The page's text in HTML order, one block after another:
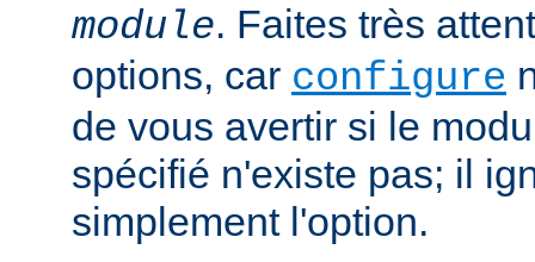
module. Faites très
options, car configure
de vous avertir si le
spécifié n'existe pas; il
simplement l'option.